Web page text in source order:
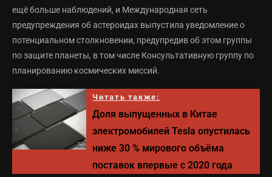
ещё больше наблюдений, и Международная сеть
предупреждения об астероидах выпустила уведомление о
потенциальном столкновении, предупредив об этом группы
по защите планеты, в том числе Консультативную группу по
планированию космических миссий.
Читать также:
Доля выпущенных в Китае
электромобилей Tesla опустилась
ниже 30 % мирового объёма
поставок впервые с 2020 года